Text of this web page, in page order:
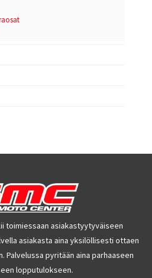
toimiessaan asiakastyytyväiseen
asiakasta aina yksilöllisesti ottaen
Palvelussa pyritään aina parhaaseen
lopputulokseen.